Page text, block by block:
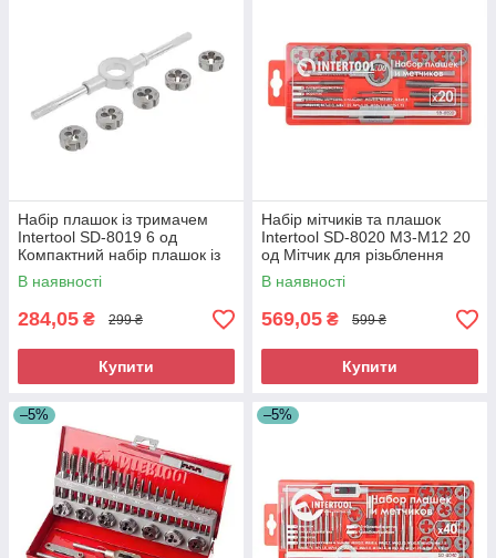
Набір плашок із тримачем
Intertool SD-8019 6 од
Компактний набір плашок із
тримачем Плашка М4 - М10
В наявності
284,05 ₴ 299 ₴
Купити
Набір мітчиків та плашок
Intertool SD-8020 M3-M12 20
од Мітчик для різьблення
Плашка для нарізання різьби
В наявності
569,05 ₴ 599 ₴
Купити
–5% –5%